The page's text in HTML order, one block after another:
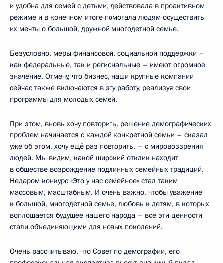
и удобна для семей с детьми, действовала в проактивном
режиме и в конечном итоге помогала людям осуществить
их мечты о большой, дружной многодетной семье.
Безусловно, меры финансовой, социальной поддержки –
как федеральные, так и региональные – имеют огромное
значение. Отмечу, что бизнес, наши крупные компании
сейчас также включаются в эту работу, реализуя свои
программы для молодых семей.
При этом, вновь хочу повторить, решение демографических
проблем начинается с каждой конкретной семьи – сказал
уже об этом, хочу ещё раз повторить, – с мировоззрения
людей. Мы видим, какой широкий отклик находит
в обществе возрождение подлинных семейных традиций.
Недаром конкурс «Это у нас семейное» стал таким
массовым, масштабным. И очень важно, чтобы уважение
к большой, многодетной семье, любовь к детям, в которых
воплощается будущее нашего народа – все эти ценности
стали объединяющими для новых поколений.
Очень рассчитываю, что Совет по демографии, его